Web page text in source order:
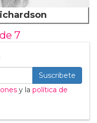
7
Suscribete
y la política de